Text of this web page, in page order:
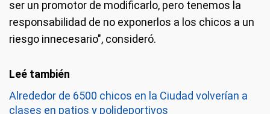
ser un promotor de modificarlo, pero tenemos la
responsabilidad de no exponerlos a los chicos a un
riesgo innecesario", consideró.
Alrededor de 6500 chicos en la Ciudad volverían a
clases en patios y polideportivos